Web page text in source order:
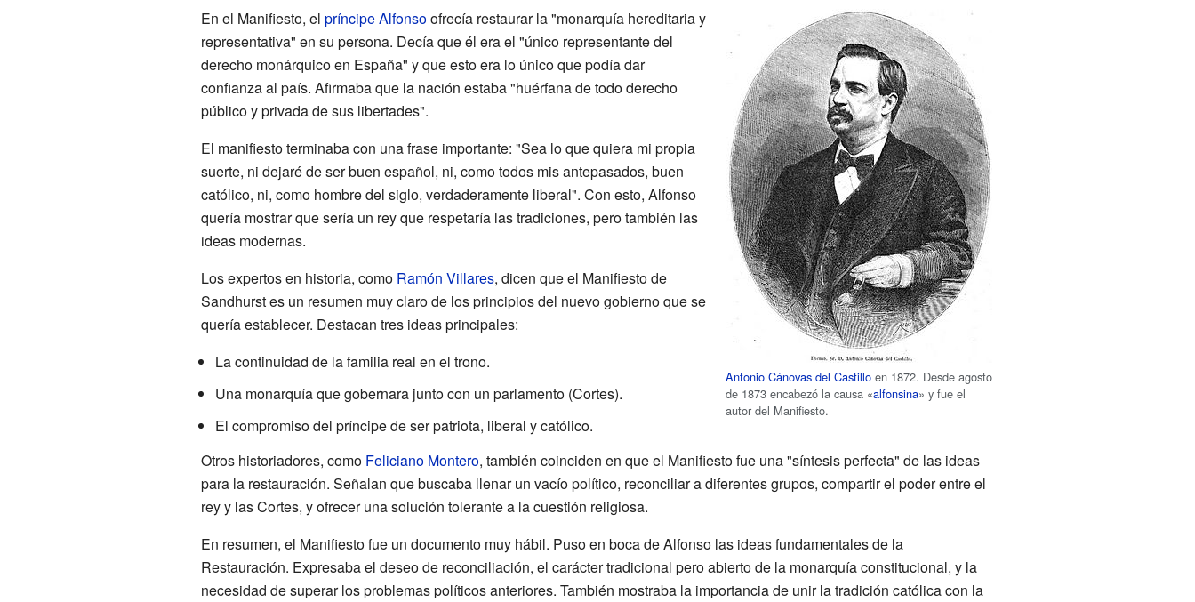
Antonio Cánovas del Castillo en 1872. Desde agosto
de 1873 encabezó la causa «alfonsina» y fue el
autor del Manifiesto.
En el Manifiesto, el príncipe Alfonsoofrecía restaurar la "monarquía hereditaria y
representativa" en su persona. Decía que él era el "único representante del
derecho monárquico en España" y que esto era lo único que podía dar
confianza al país. Afirmaba que la nación estaba "huérfana de todo derecho
público y privada de sus libertades".
El manifiesto terminaba con una frase importante: "Sea lo que quiera mi propia
suerte, ni dejaré de ser buen español, ni, como todos mis antepasados, buen
católico, ni, como hombre del siglo, verdaderamente liberal". Con esto, Alfonso
quería mostrar que sería un rey que respetaría las tradiciones, pero también las
ideas modernas.
Los expertos en historia, como Ramón Villares, dicen que el Manifiesto de
Sandhurst es un resumen muy claro de los principios del nuevo gobierno que se
quería establecer. Destacan tres ideas principales:
La continuidad de la familia real en el trono.
Una monarquía que gobernara junto con un parlamento (Cortes).
El compromiso del príncipe de ser patriota, liberal y católico.
Otros historiadores, como Feliciano Montero, también coinciden en que el Manifiesto fue una "síntesis perfecta" de las ideas
para la restauración. Señalan que buscaba llenar un vacío político, reconciliar a diferentes grupos, compartir el poder entre el
rey y las Cortes, y ofrecer una solución tolerante a la cuestión religiosa.
En resumen, el Manifiesto fue un documento muy hábil. Puso en boca de Alfonso las ideas fundamentales de la
Restauración. Expresaba el deseo de reconciliación, el carácter tradicional pero abierto de la monarquía constitucional, y la
necesidad de superar los problemas políticos anteriores. También mostraba la importancia de unir la tradición católica con la